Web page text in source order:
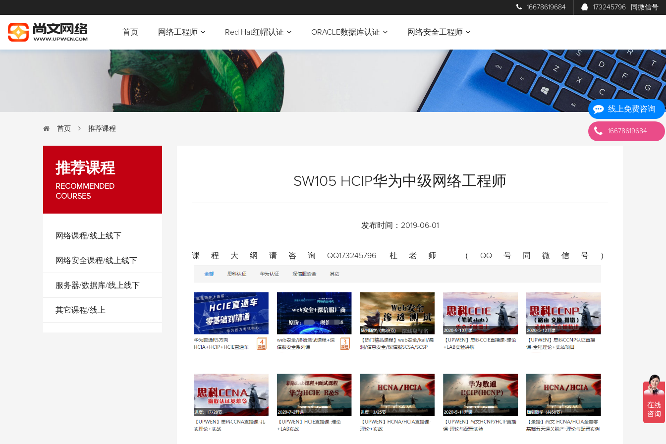
16678619684 173245796 同微信号
首页 网络工程师 Red Hat红帽认证 ORACLE数据库认证 网络安全工程师
首页 推荐课程
推荐课程
RECOMMENDED
COURSES
网络课程/线上线下
网络安全课程/线上线下
服务器/数据库/线上线下
其它课程/线上
SW105 HCIP华为中级网络工程师
发布时间： 2019-06-01
课程大纲请咨询QQ173245796 杜老师 （QQ号同微信号）
线上免费咨询
16678619684